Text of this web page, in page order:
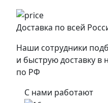
Доставка по всей
Наши сотрудники
и быструю доставку
по РФ
С нами работают